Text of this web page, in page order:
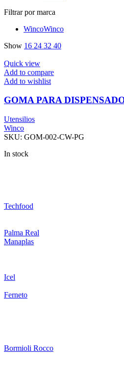
Filtrar por marca
WincoWinco
Show 16 24 32 40
Quick view
Add to compare
Add to wishlist
GOMA PARA
Utensilios
Winco
SKU: GOM-002-CW-PG
In stock
Techfood
Palma Real
Manaplas
Icel
Ferneto
Bormioli Rocco